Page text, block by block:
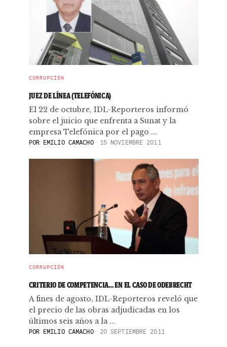
CORRUPCIÓN
JUEZ DE LÍNEA (TELEFÓNICA)
El 22 de octubre, IDL-Reporteros informó
sobre el juicio que enfrenta a Sunat y la
empresa Telefónica por el pago ...
POREMILIO CAMACHO 15 NOVIEMBRE 2011
CORRUPCIÓN
CRITERIO DE COMPETENCIA… EN EL CASO DE ODEBRECHT
A fines de agosto, IDL-Reporteros reveló que
el precio de las obras adjudicadas en los
últimos seis años a la ...
POREMILIO CAMACHO 20 SEPTIEMBRE 2011